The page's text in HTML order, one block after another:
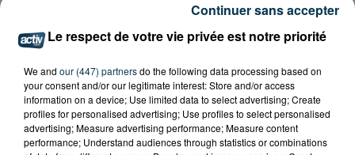
15 000 PERSONNES ATTENDUES À
MONTBRISON POUR LE TOUR DE FRANCE
FÉMININ
Le respect de votre vie privée est notre priorité
We and our (447) partnersdo the following data processing based on
your consent and/or our legitimate interest: Store and/or access
information on a device; Use limited data to select advertising; Create
profiles for personalised advertising; Use profiles to select personalised
advertising; Measure advertising performance; Measure content
performance; Understand audiences through statistics or combinations
Continuer sans accepter